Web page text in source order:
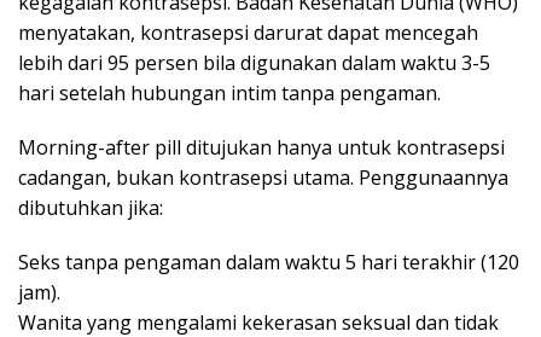
menyatakan, kontrasepsi darurat dapat mencegah
lebih dari 95 persen bila digunakan dalam waktu 3-5
hari setelah hubungan intim tanpa pengaman.
Morning-after pill ditujukan hanya untuk kontrasepsi
cadangan, bukan kontrasepsi utama. Penggunaannya
dibutuhkan jika:
Seks tanpa pengaman dalam waktu 5 hari terakhir (120
jam).
Wanita yang mengalami kekerasan seksual dan tidak